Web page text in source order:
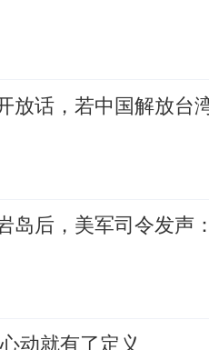
放话，若中国解放台
岛后，美军司令发声
动就有了定义